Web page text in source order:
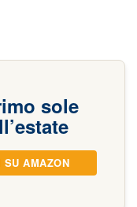
sole
SU AMAZON